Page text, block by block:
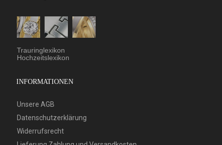
Trauringlexikon
Hochzeitslexikon
INFORMATIONEN
Unsere AGB
Datenschutzerklärung
Widerrufsrecht